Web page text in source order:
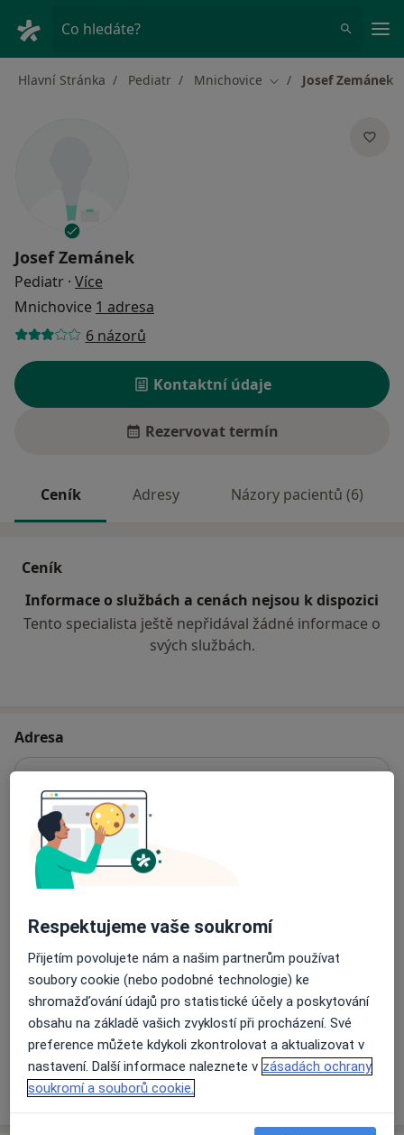
Co hledáte?
Hlavní Stránka Pediatr Mnichovice Změna města
Josef Zemánek
Josef Zemánek
Pediatr · Více
Mnichovice 1 adresa
6 názorů
Kontaktní údaje
Rezervovat termín
Ceník Adresy Názory pacientů (6)
Ceník
Informace o službách a cenách nejsou k dispozici
Tento specialista ještě nepřidával žádné informace o
svých službách.
Adresa
Nádražní 313,
Přiblížit mapu
Na této adrese online kalendář není aktivní
Co mám v takové situaci udělat?
Způsoby platby (soukromé návštěvy)
Na teto adrese lékař přijímá pacienty na pojišťovnu
Detaily
Více
Respektujeme vaše soukromí
Přijetím povolujete nám a našim partnerům používat
soubory cookie (nebo podobné technologie) ke
shromažďování údajů pro statistické účely a poskytování
obsahu na základě vašich zvyklostí při procházení. Své
preference můžete kdykoli zkontrolovat a aktualizovat v
nastavení. Další informace naleznete v zásadách ochrany
soukromí a souborů cookie.